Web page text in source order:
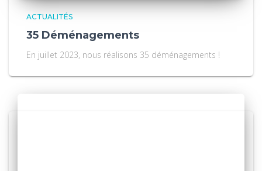
ACTUALITÉS
35 Déménagements
En juillet 2023, nous réalisons 35 déménagements !